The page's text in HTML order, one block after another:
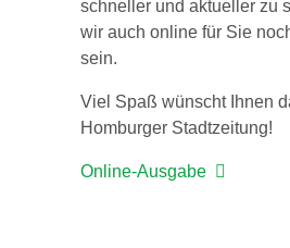
schneller und aktueller zu
wir auch online für Sie
sein.
Viel Spaß wünscht Ihnen
Homburger Stadtzeitung!
Online-Ausgabe